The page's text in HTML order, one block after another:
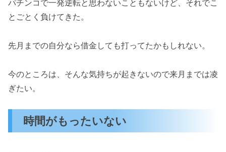
パチンコで一発逆転と思わないこともないけど、それでこ
とごとく負けてきた。
先月までの自分なら借金しても打ってたかもしれない。
今のところは、そんな気持ちが起きないので来月までは凌
ぎたい。
時間がもったいない